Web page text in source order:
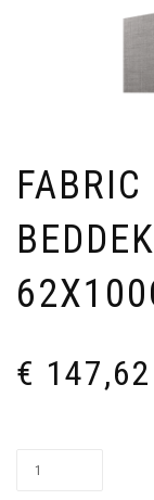
€ 147,62